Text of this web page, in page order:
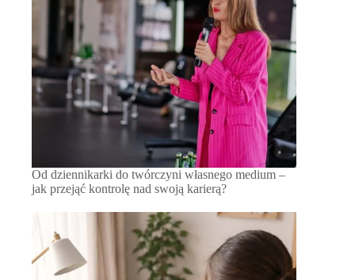
Od dziennikarki do twórczyni własnego medium –
jak przejąć kontrolę nad swoją karierą?